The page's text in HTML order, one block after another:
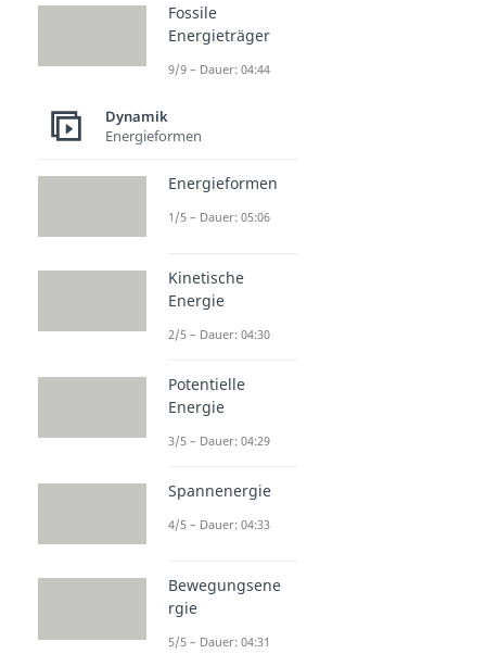
Fossile
Energieträger
9/9 – Dauer: 04:44
Dynamik
Energieformen
Energieformen
1/5 – Dauer: 05:06
Kinetische
Energie
2/5 – Dauer: 04:30
Potentielle
Energie
3/5 – Dauer: 04:29
Spannenergie
4/5 – Dauer: 04:33
Bewegungsene
rgie
5/5 – Dauer: 04:31